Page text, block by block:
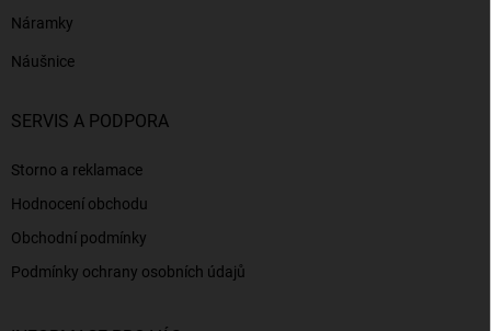
Náramky
Náušnice
SERVIS A PODPORA
Storno a reklamace
Hodnocení obchodu
Obchodní podmínky
Podmínky ochrany osobních údajů